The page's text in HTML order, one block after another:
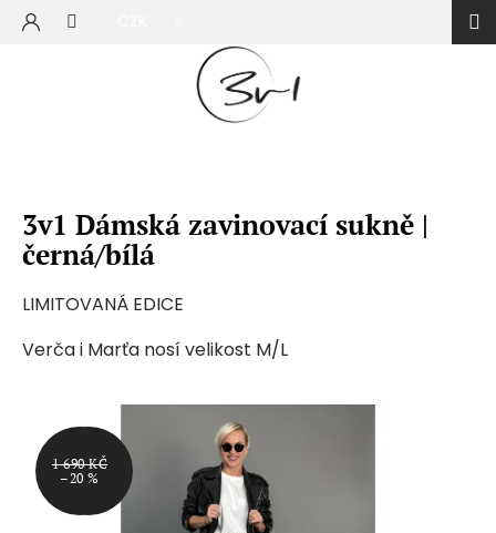
Přejít
3v1 Dámská zavinovací sukně |
černá/bílá
LIMITOVANÁ EDICE
Verča i Marťa nosí velikost M/L
AKCE
1 690 KČ
–20 %